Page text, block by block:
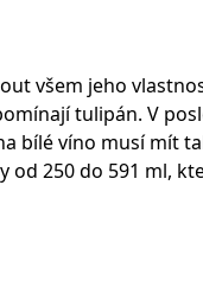
rum
všem jeho
tulipán. V
bílé víno musí mít
250 do 591 ml,